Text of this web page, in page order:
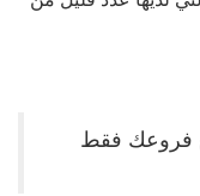
فروعك فقط